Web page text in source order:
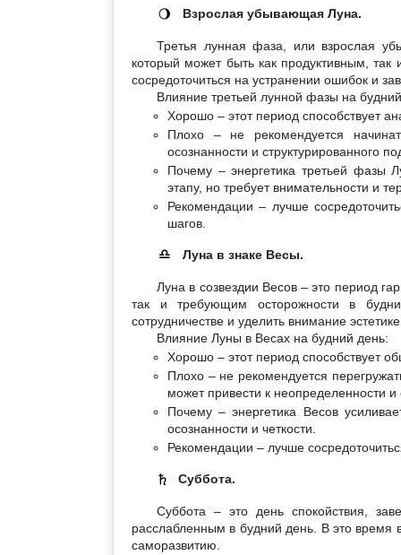
🌖 Взрослая убывающая Луна.
Третья лунная фаза, или взрослая
который может быть как продуктивным,
сосредоточиться на устранении ошибок и
Влияние третьей лунной фазы на
Хорошо – этот период способствует
Плохо – не рекомендуется
осознанности и структурированного
Почему – энергетика третьей фазы
этапу, но требует внимательности и
Рекомендации – лучше
шагов.
♎ Луна в знаке Весы.
Луна в созвездии Весов – это период
так и требующим осторожности в
сотрудничестве и уделить внимание
Влияние Луны в Весах на будний день:
Хорошо – этот период способствует
Плохо – не рекомендуется
может привести к неопределенности
Почему – энергетика Весов
осознанности и четкости.
Рекомендации – лучше
♄ Суббота.
Суббота – это день спокойствия,
расслабленным в будний день. В это время
саморазвитию.